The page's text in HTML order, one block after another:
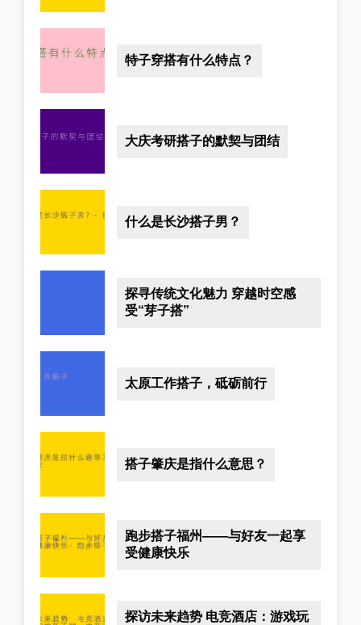
特子穿搭有什么特点？
大庆考研搭子的默契与团结
什么是长沙搭子男？
探寻传统文化魅力 穿越时空感
受“芽子搭”
太原工作搭子，砥砺前行
搭子肇庆是指什么意思？
跑步搭子福州——与好友一起享
受健康快乐
探访未来趋势 电竞酒店：游戏玩